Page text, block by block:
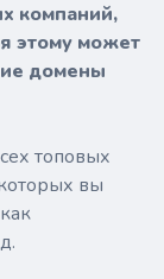
компаний,
этому может
домены
топовых
вы